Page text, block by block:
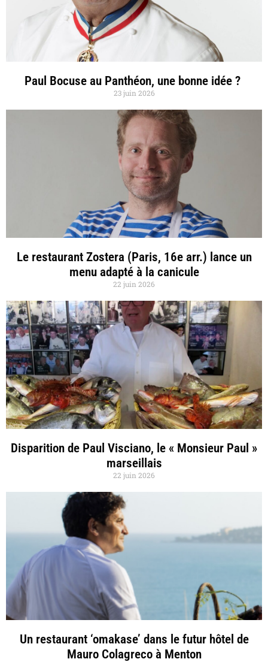
Paul Bocuse au Panthéon, une bonne idée ?
23 juin 2026
Le restaurant Zostera (Paris, 16e arr.) lance un
menu adapté à la canicule
22 juin 2026
Disparition de Paul Visciano, le « Monsieur Paul »
marseillais
22 juin 2026
Un restaurant ‘omakase’ dans le futur hôtel de
Mauro Colagreco à Menton